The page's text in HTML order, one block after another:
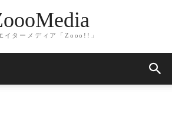
イターメディア「Zooo!!」